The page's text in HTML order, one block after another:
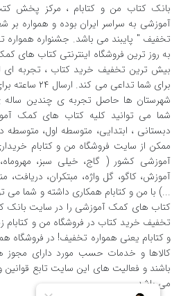
بانک کتاب من و کتابام ، مرکز پخش
آموزشی به سراسر ایران بوده و همواره
تخفیف " پایبند می باشد. جشنواره همواره
به روز ترین فروشگاه اینترنتی کتاب های
بیش ترین تخفیف خرید کتاب ، تجربه ای
شهرستان ها حاصل تجربه ی چندین ساله
شما می توانید کلیه کتاب های کمک
دبستانی ، ابتدایی، متوسطه اول،
ممکن از سایت فروشگاه من و کتابام
آموزشی کشور ( گاج، خیلی سبز،
آموزش، کاگو، گل واژه، مبتکران، دریافت،
...) با من و کتابام همکاری داشته و شما می
کتاب های کمک آموزشی را در سایت بانک
تخفیف خرید کتاب در فروشگاه من و
و کتابام یعنی همواره تخفیف! در فروشگاه
کالاها و خدمات حسب مورد دارای مجوز
باشند و فعالیت های این سایت تابع
می باشد.